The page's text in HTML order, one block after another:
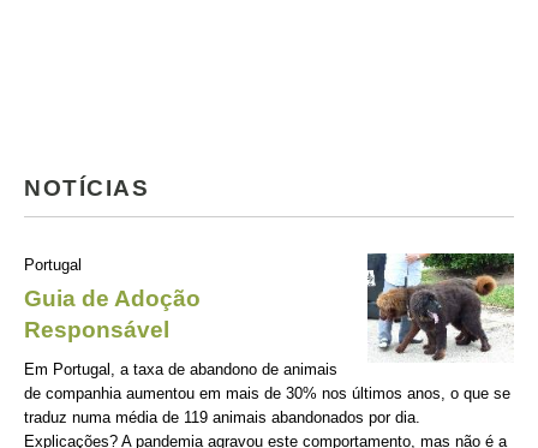
NOTÍCIAS
Portugal
Guia de Adoção
Responsável
Em Portugal, a taxa de abandono de animais
de companhia aumentou em mais de 30% nos últimos anos, o que se
traduz numa média de 119 animais abandonados por dia.
Explicações? A pandemia agravou este comportamento, mas não é a